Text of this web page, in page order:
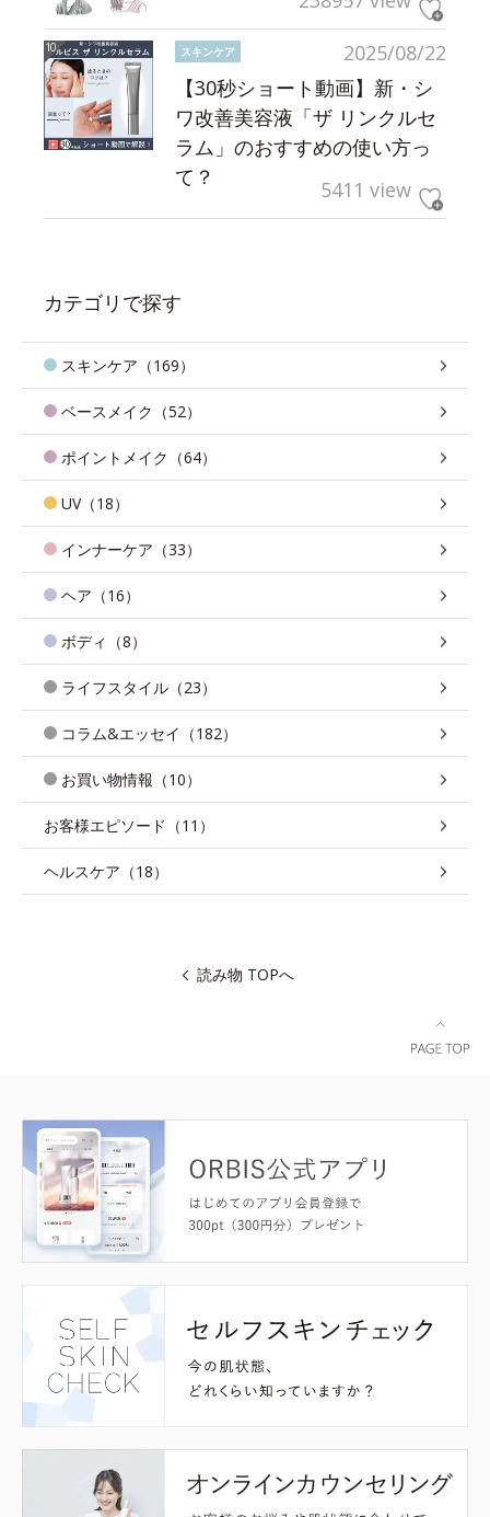
2025/08/22
スキンケア
【30秒ショート動画】新・シ
ワ改善美容液「ザ リンクルセ
ラム」のおすすめの使い方っ
て？
5411 view
カテゴリで探す
スキンケア（169）
ベースメイク（52）
ポイントメイク（64）
UV（18）
インナーケア（33）
ヘア（16）
ボディ（8）
ライフスタイル（23）
コラム&エッセイ（182）
お買い物情報（10）
お客様エピソード（11）
ヘルスケア（18）
読み物 TOPへ